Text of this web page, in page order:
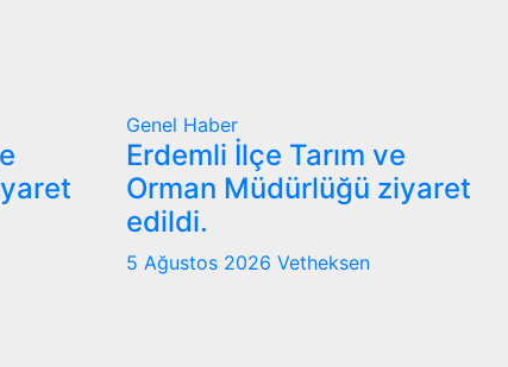
Genel Haber
Erdemli İlçe Tarım ve
Orman Müdürlüğü ziyaret
edildi.
5 Ağustos 2026 Vetheksen